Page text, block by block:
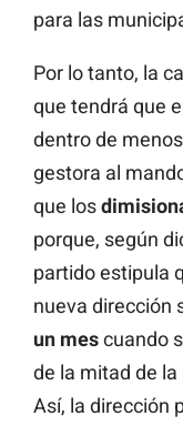
para las
Por lo tanto, la
que tendrá que
dentro de
gestora al
que los
porque, según
partido estipula
nueva dirección
un mescuando
de la mitad de
Así, la dirección